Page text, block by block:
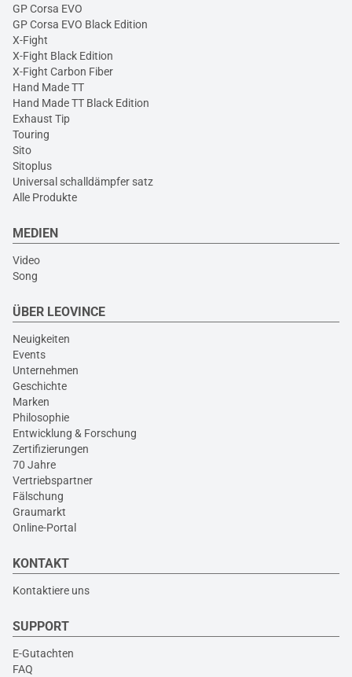
GP Corsa EVO
GP Corsa EVO Black Edition
X-Fight
X-Fight Black Edition
X-Fight Carbon Fiber
Hand Made TT
Hand Made TT Black Edition
Exhaust Tip
Touring
Sito
Sitoplus
Universal schalldämpfer satz
Alle Produkte
MEDIEN
Video
Song
ÜBER LEOVINCE
Neuigkeiten
Events
Unternehmen
Geschichte
Marken
Philosophie
Entwicklung & Forschung
Zertifizierungen
70 Jahre
Vertriebspartner
Fälschung
Graumarkt
Online-Portal
KONTAKT
Kontaktiere uns
SUPPORT
E-Gutachten
FAQ